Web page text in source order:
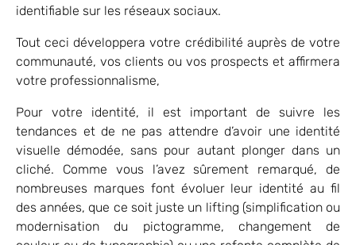
identifiable sur les réseaux sociaux.
Tout ceci développera votre crédibilité auprès de votre
communauté, vos clients ou vos prospects et affirmera
votre professionnalisme,
Pour votre identité, il est important de suivre les
tendances et de ne pas attendre d’avoir une identité
visuelle démodée, sans pour autant plonger dans un
cliché. Comme vous l’avez sûrement remarqué, de
nombreuses marques font évoluer leur identité au fil
des années, que ce soit juste un lifting (simplification ou
modernisation du pictogramme, changement de